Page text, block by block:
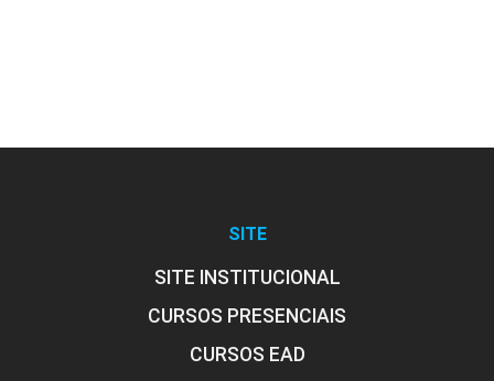
SITE
SITE INSTITUCIONAL
CURSOS PRESENCIAIS
CURSOS EAD